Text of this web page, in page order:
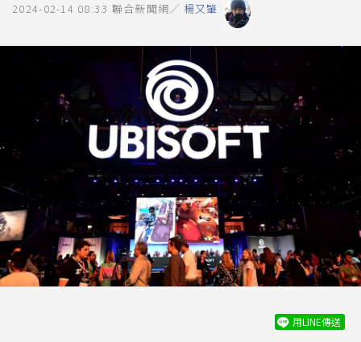
2024-02-14 08:33 聯合新聞網／ 楊又肇
用LINE傳送